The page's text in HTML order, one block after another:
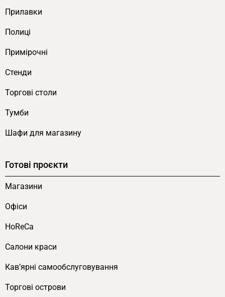
Ключові переваги моделі FLEX PRIDE
забезпечують повітропроникність —
оптимальне рішення для взуття, текстилю,
стабільність конструкції і додає
тонального контрасту до металевої
Каркас з профільної труби 20×20 мм.
Прилавки
Полиці
Примірочні
Стенди
Торгові столи
Тумби
Шафи для магазину
Готові проєкти
Магазини
Офіси
HoReCa
Салони краси
Кав’ярні самообслуговування
Торгові острови